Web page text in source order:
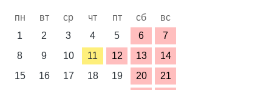
пн вт ср чт пт сб
вс
1
2 3 4 5 6
7
8
9 10 11 12 13
14
15
16 17 18 19 20
21